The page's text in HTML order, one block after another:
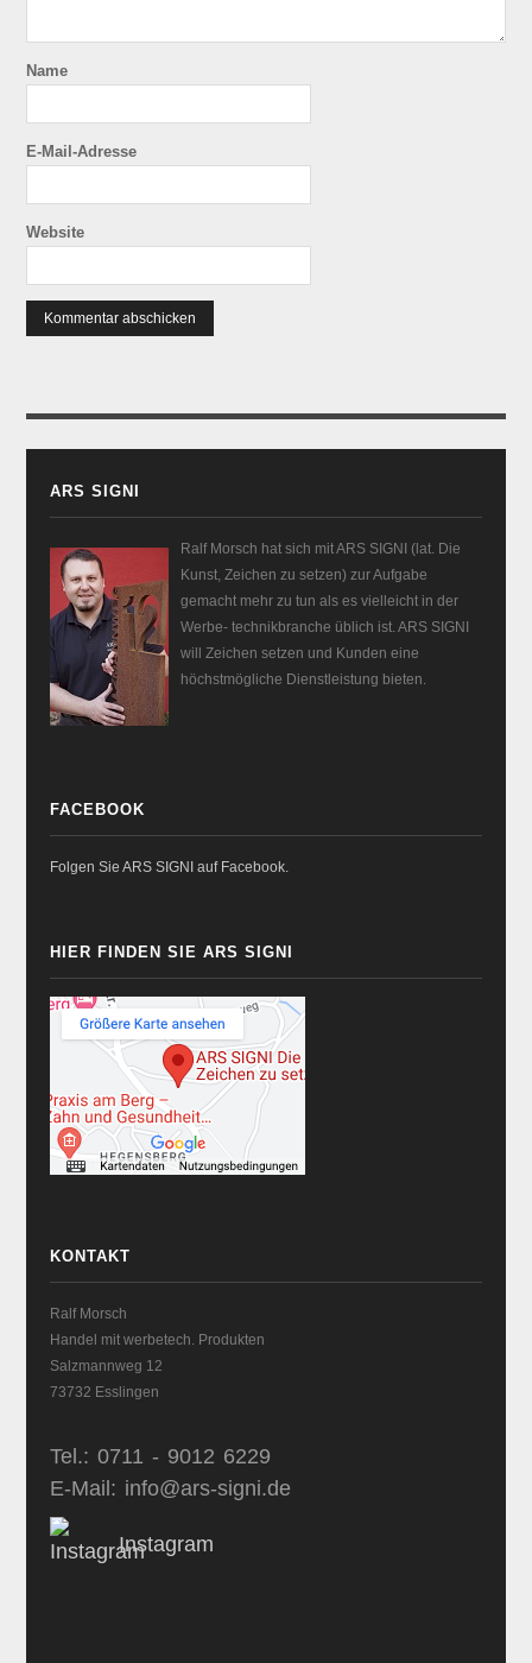
Name
E-Mail-Adresse
Website
ARS SIGNI
Ralf Morsch hat sich mit ARS SIGNI (lat. Die
Kunst, Zeichen zu setzen) zur Aufgabe
gemacht mehr zu tun als es vielleicht in der
Werbe- technikbranche üblich ist. ARS SIGNI
will Zeichen setzen und Kunden eine
höchstmögliche Dienstleistung bieten.
FACEBOOK
Folgen Sie ARS SIGNI auf Facebook.
HIER FINDEN SIE ARS SIGNI
KONTAKT
Ralf Morsch
Handel mit werbetech. Produkten
Salzmannweg 12
73732 Esslingen
Tel.: 0711 - 9012 6229
E-Mail: info@ars-signi.de
Instagram